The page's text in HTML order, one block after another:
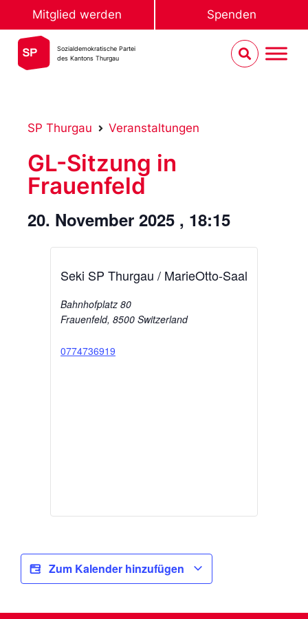
Mitglied werden Spenden
Sozialdemokratische Partei
des Kantons Thurgau
SP Thurgau Veranstaltungen
GL-Sitzung in
Frauenfeld
20. November 2025 , 18:15
Seki SP Thurgau / MarieOtto-Saal
Bahnhofplatz 80
Frauenfeld, 8500 Switzerland
0774736919
Zum Kalender hinzufügen